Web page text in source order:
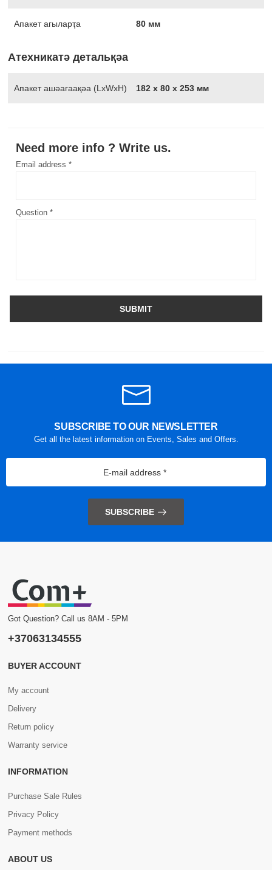
Апакет агыларҭа 80 мм
Атехникатә детальқәа
Апакет ашәагаақәа (LxWxH) 182 х 80 х 253 мм
Need more info ? Write us.
Email address *
Question *
SUBMIT
SUBSCRIBE TO OUR NEWSLETTER
Get all the latest information on Events, Sales and Offers.
SUBSCRIBE
Got Question? Call us 8AM - 5PM
+37063134555
BUYER ACCOUNT
My account
Delivery
Return policy
Warranty service
INFORMATION
Purchase Sale Rules
Privacy Policy
Payment methods
ABOUT US